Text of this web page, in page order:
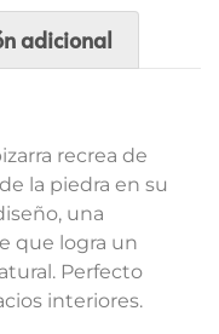
adicional
recrea de
la piedra en su
una
que logra un
Perfecto
interiores.